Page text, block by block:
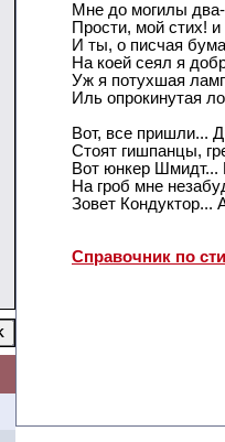
Мне до могилы
Прости, мой стих!
И ты, о писчая
На коей сеял я
Уж я потухшая
Иль опрокинутая
Вот, все пришли...
Стоят гишпанцы,
Вот юнкер
На гроб мне
Зовет Кондуктор...
Справочник по